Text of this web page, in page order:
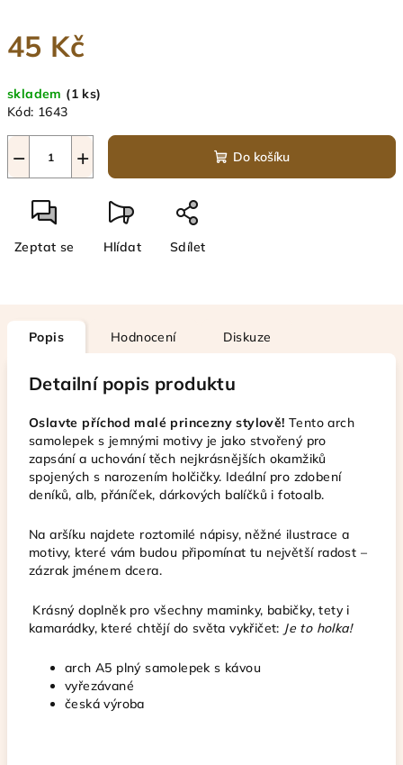
45 Kč
cena:
skladem (1 ks)
Kód: 1643
+
− Do košíku
Zeptat se Hlídat Sdílet
Popis Hodnocení Diskuze
Detailní popis produktu
Oslavte příchod malé princezny stylově! Tento arch
samolepek s jemnými motivy je jako stvořený pro
zapsání a uchování těch nejkrásnějších okamžiků
spojených s narozením holčičky. Ideální pro zdobení
deníků, alb, přáníček, dárkových balíčků i fotoalb.
Na aršíku najdete roztomilé nápisy, něžné ilustrace a
motivy, které vám budou připomínat tu největší radost –
zázrak jménem dcera.
Krásný doplněk pro všechny maminky, babičky, tety i
kamarádky, které chtějí do světa vykřičet: Je to holka!
arch A5 plný samolepek s kávou
vyřezávané
česká výroba